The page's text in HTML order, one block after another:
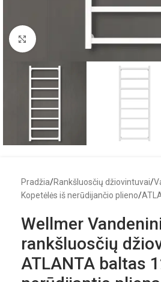
Click to enlarge
Pradžia/Rankšluosčių džiovintuvai/
Kopetėlės iš nerūdijančio plieno/
Wellmer
rankšluosčių
ATLANTA baltas